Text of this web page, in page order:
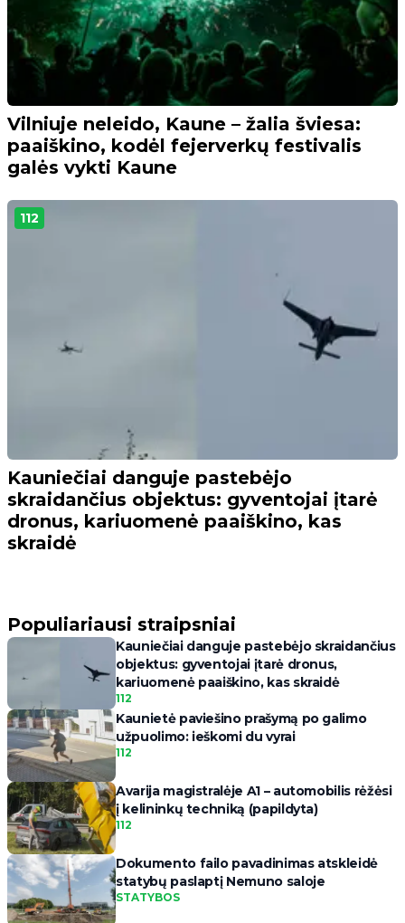
Vilniuje neleido, Kaune – žalia šviesa:
paaiškino, kodėl fejerverkų festivalis
galės vykti Kaune
112
Kauniečiai danguje pastebėjo
skraidančius objektus: gyventojai įtarė
dronus, kariuomenė paaiškino, kas
skraidė
Populiariausi straipsniai
Kauniečiai danguje pastebėjo skraidančius
objektus: gyventojai įtarė dronus,
kariuomenė paaiškino, kas skraidė
112
Kaunietė paviešino prašymą po galimo
užpuolimo: ieškomi du vyrai
112
Avarija magistralėje A1 – automobilis rėžėsi
į kelininkų techniką (papildyta)
112
Dokumento failo pavadinimas atskleidė
statybų paslaptį Nemuno saloje
STATYBOS